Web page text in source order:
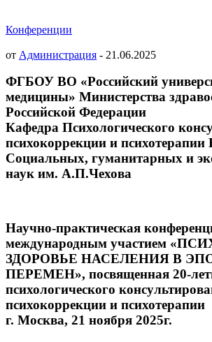
Конференции
от Администрация - 21.06.2025
ФГБОУ ВО «Российский
медицины» Министерства
Российской Федерации
Кафедра Психологического
психокоррекции и психотерапии
Социальных, гуманитарных и
наук им. А.П.Чехова
Научно-практическая
международным участием
ЗДОРОВЬЕ НАСЕЛЕНИЯ В
ПЕРЕМЕН», посвященная 20-
психологического
психокоррекции и психотерапии
г. Москва, 21 ноября 2025г.